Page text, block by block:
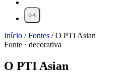
Início /Fontes /O PTI Asian
Fonte · decorativa
O PTI Asian